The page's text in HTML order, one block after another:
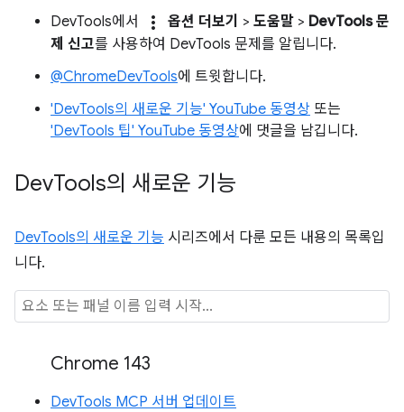
DevTools에서 more_vert 옵션 더보기 > 도움말 > DevTools 문
제 신고를 사용하여 DevTools 문제를 알립니다.
@ChromeDevTools에 트윗합니다.
'DevTools의 새로운 기능' YouTube 동영상 또는
'DevTools 팁' YouTube 동영상에 댓글을 남깁니다.
DevTools의 새로운 기능
DevTools의 새로운 기능 시리즈에서 다룬 모든 내용의 목록입
니다.
Chrome 143
DevTools MCP 서버 업데이트